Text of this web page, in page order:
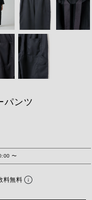
パンツ
〜
料無料